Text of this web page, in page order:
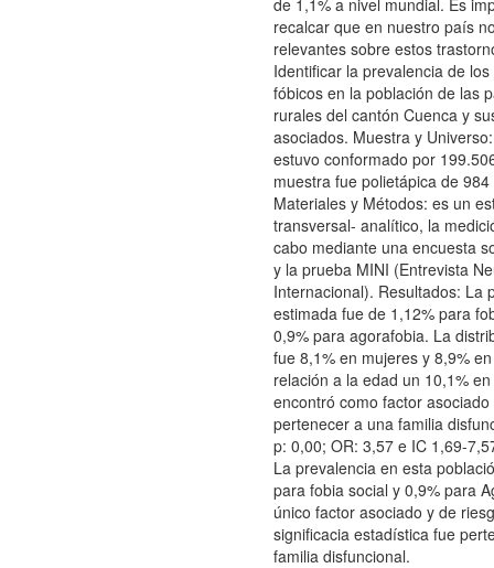
de 1,1% a nivel mundial. Es
recalcar que en nuestro país
relevantes sobre estos
Identificar la prevalencia de
fóbicos en la población de las
rurales del cantón Cuenca y
asociados. Muestra y
estuvo conformado por
muestra fue polietápica de
Materiales y Métodos: es un
transversal- analítico, la
cabo mediante una encuesta
y la prueba MINI (Entrevista
Internacional). Resultados: La
estimada fue de 1,12% para
0,9% para agorafobia. La
fue 8,1% en mujeres y 8,9%
relación a la edad un 10,1%
encontró como factor
pertenecer a una familia
p: 0,00; OR: 3,57 e IC 1,69-
La prevalencia en esta
para fobia social y 0,9% para
único factor asociado y de
significacia estadística fue
familia disfuncional.